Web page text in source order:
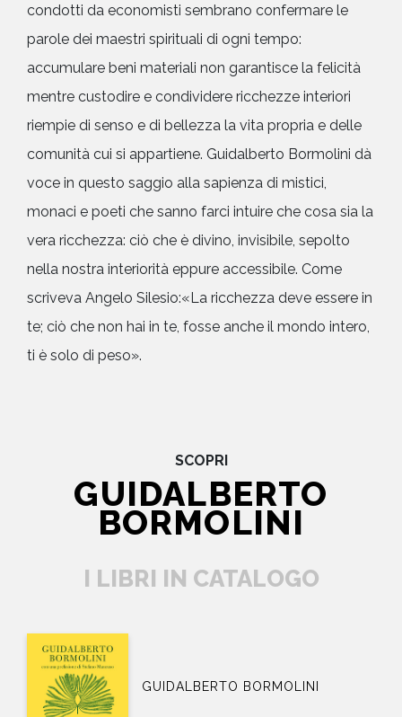
condotti da economisti sembrano confermare le
parole dei maestri spirituali di ogni tempo:
accumulare beni materiali non garantisce la felicità
mentre custodire e condividere ricchezze interiori
riempie di senso e di bellezza la vita propria e delle
comunità cui si appartiene. Guidalberto Bormolini dà
voce in questo saggio alla sapienza di mistici,
monaci e poeti che sanno farci intuire che cosa sia la
vera ricchezza: ciò che è divino, invisibile, sepolto
nella nostra interiorità eppure accessibile. Come
scriveva Angelo Silesio:«La ricchezza deve essere in
te; ciò che non hai in te, fosse anche il mondo intero,
ti è solo di peso».
SCOPRI
GUIDALBERTO
BORMOLINI
I LIBRI IN CATALOGO
GUIDALBERTO BORMOLINI